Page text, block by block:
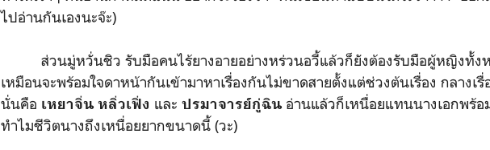
ไปอ่านกันเองนะจ๊ะ)
ส่วนมู่หวั่นชิว รับมือคนไร้ยางอายอย่างหร่วนอวี้แล้วก็ยังต้องรับมือผู้หญิงทั้งห
เหมือนจะพร้อมใจดาหน้ากันเข้ามาหาเรื่องกันไม่ขาดสายตั้งแต่ช่วงต้นเรื่อง กลางเรื่
นั่นคือ เหยาจิ่น หลิ่วเฟิ่ง และ ปรมาจารย์กู่ฉินอ่านแล้วก็เหนื่อยแทนนางเอกพร้อ
ทำไมชีวิตนางถึงเหนื่อยยากขนาดนี้ (วะ)